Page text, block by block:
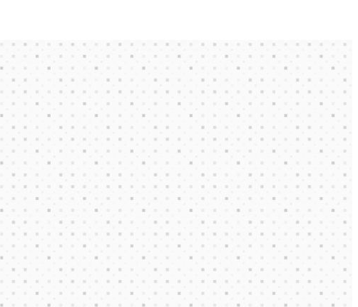
い
Shopifyの発送と配達設定ガイド｜送料ル
料 ル ル ・ 送ゾ ーン 配 送 者 連 の い